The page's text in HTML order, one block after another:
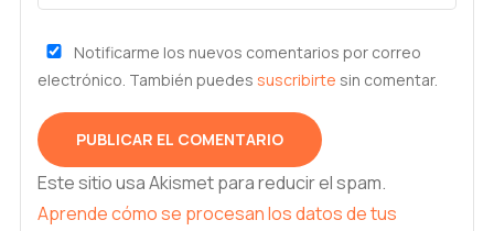
Notificarme los nuevos comentarios por correo
electrónico. También puedes suscribirte sin comentar.
Este sitio usa Akismet para reducir el spam.
Aprende cómo se procesan los datos de tus